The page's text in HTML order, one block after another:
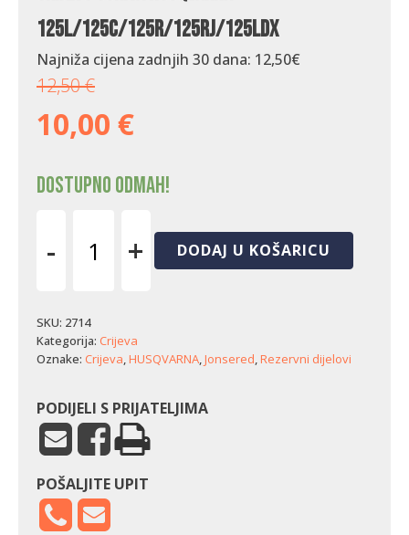
125L/125C/125R/125RJ/125LDx
Najniža cijena zadnjih 30 dana: 12,50€
12,50€
10,00 €
Dostupno odmah!
-
125L/125C/125R/125RJ/125LDx
količina
+ DODAJ U KOŠARICU
SKU: 2714
Kategorija: Crijeva
Oznake: Crijeva,HUSQVARNA,Jonsered,Rezervni dijelovi
PODIJELI S PRIJATELJIMA
POŠALJITE UPIT